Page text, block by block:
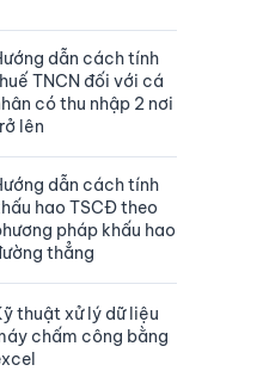
dẫn cách tính
TNCN đối với cá
có thu nhập 2 nơi
lên
dẫn cách tính
hao TSCĐ theo
pháp khấu hao
thẳng
thuật xử lý dữ liệu
chấm công bằng